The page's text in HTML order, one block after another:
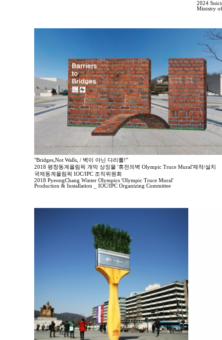
2024
Ministry
"Bridges,Not Walls, / 벽이 아닌 다리를!”
2018 평창동계올림픽 개막 상징물 '휴전의벽 Olympic Truce Mural'제작/설치
국제동계올림픽 IOC/IPC 조직위원회
2018 PyeongChang Winter Olympics 'Olympic Truce Mural'
Production & Installation _ IOC/IPC Organizing Committee